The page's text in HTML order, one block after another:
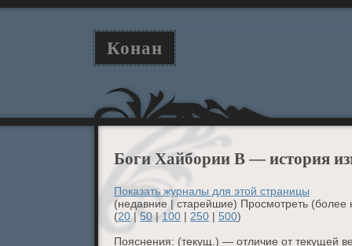
Конан
Боги Хайбории В — история
Показать журналы для этой страницы
(недавние | старейшие) Просмотреть
(20 | 50 | 100 | 250 | 500)
Пояснения: (текущ.) — отличие от текущей